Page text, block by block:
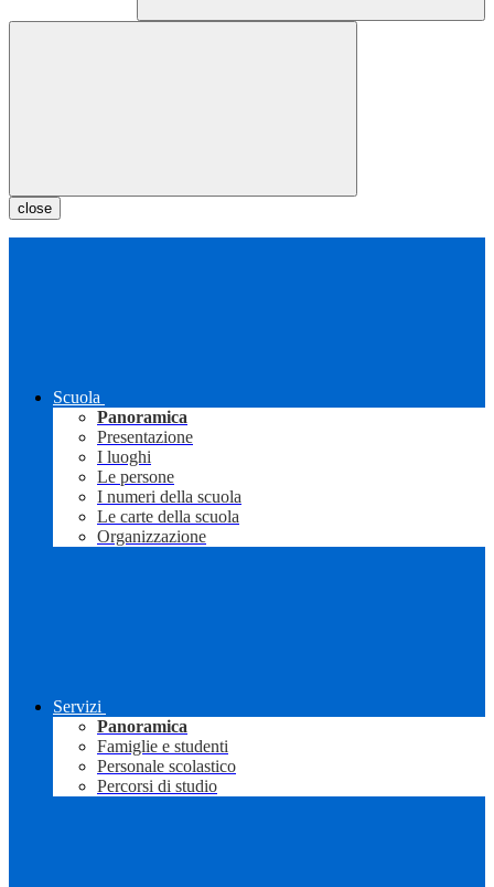
close
Scuola
Panoramica
Presentazione
I luoghi
Le persone
I numeri della scuola
Le carte della scuola
Organizzazione
Servizi
Panoramica
Famiglie e studenti
Personale scolastico
Percorsi di studio